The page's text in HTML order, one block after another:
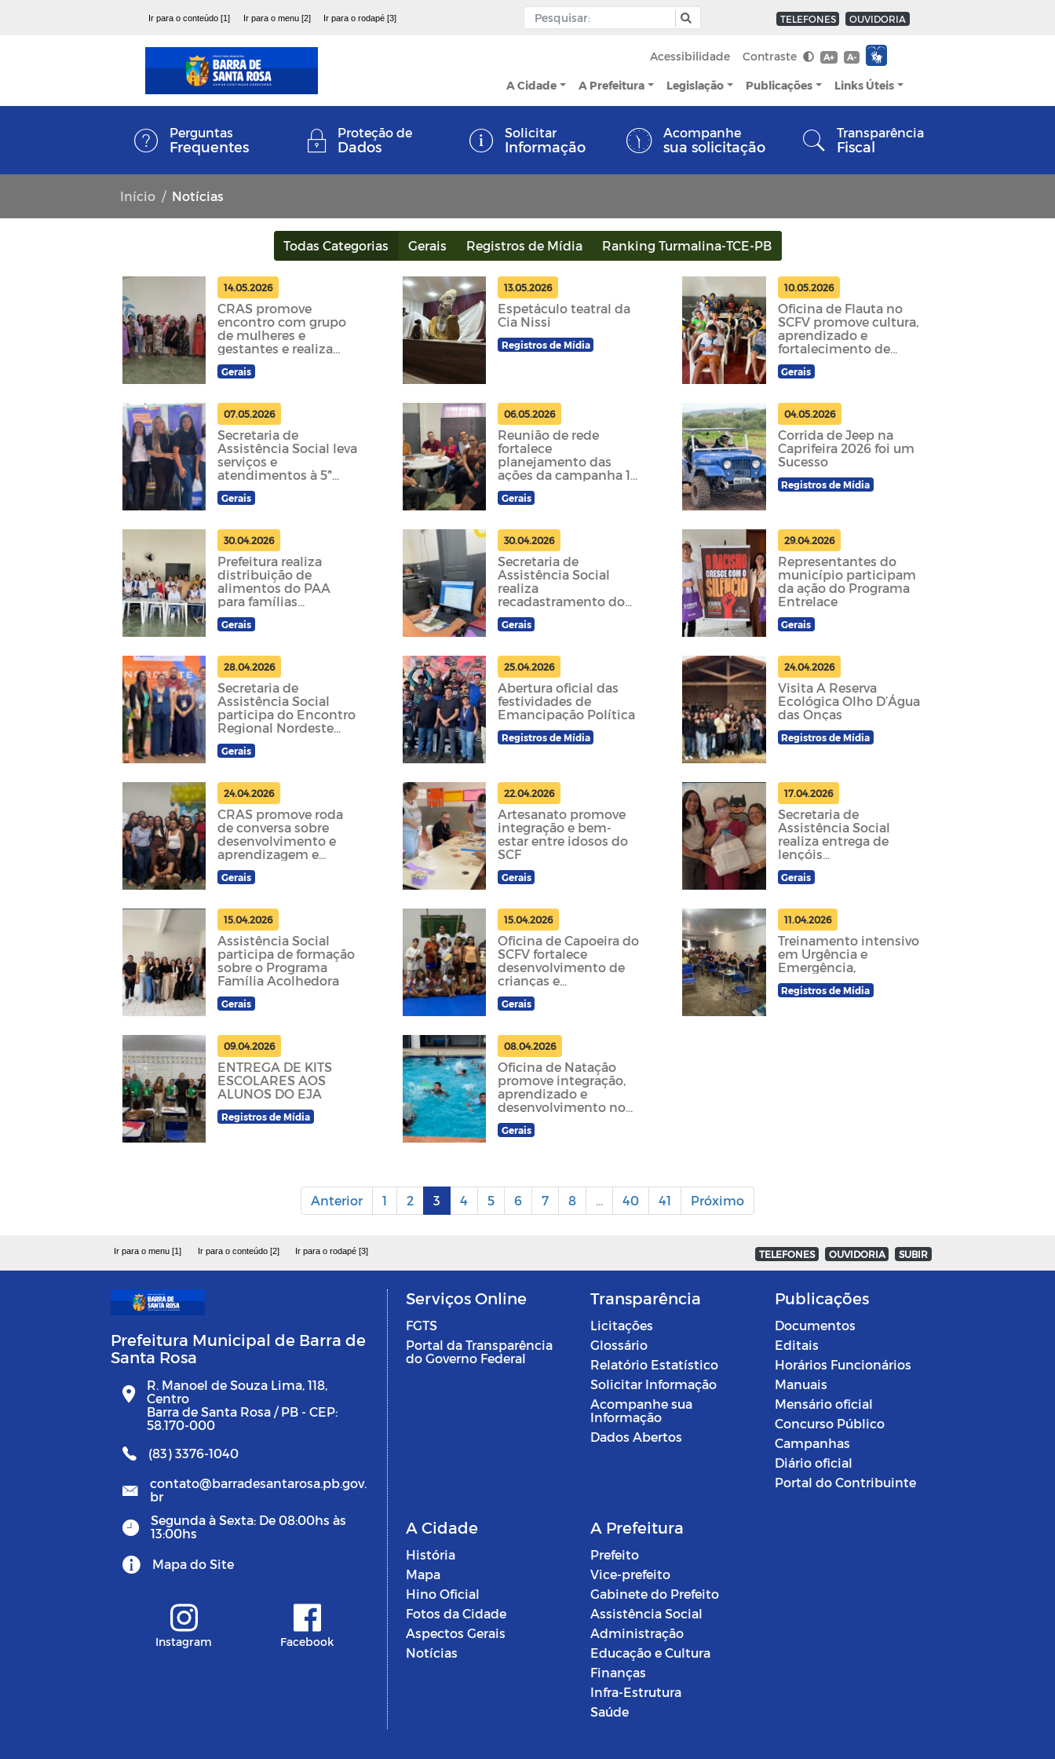
Ir para o conteúdo [1] Ir para o menu [2] Ir para o rodapé [3] TELEFONES OUVIDORIA
Acessibilidade Contraste A+ A-
A Cidade A Prefeitura Legislação Publicações Links Úteis
Perguntas
Frequentes
Proteção de
Dados
Solicitar
Informação
Acompanhe
sua solicitação
Transparência
Fiscal
Início Notícias
Todas Categorias Gerais Registros de Mídia Ranking Turmalina-TCE-PB
14.05.2026
CRAS promove
encontro com grupo
de mulheres e
gestantes e realiza
entrega de kits
maternidade
Gerais
13.05.2026
Espetáculo teatral da
Cia Nissi
Registros de Mídia
10.05.2026
Oficina de Flauta no
SCFV promove cultura,
aprendizado e
fortalecimento de
vínculos
Gerais
07.05.2026
Secretaria de
Assistência Social leva
serviços e
atendimentos à 5ª
edição da Caprifeira
Gerais
06.05.2026
Reunião de rede
fortalece
planejamento das
ações da campanha 18
de Maio
Gerais
04.05.2026
Corrida de Jeep na
Caprifeira 2026 foi um
Sucesso
Registros de Mídia
30.04.2026
Prefeitura realiza
distribuição de
alimentos do PAA
para famílias
beneficiárias
Gerais
30.04.2026
Secretaria de
Assistência Social
realiza
recadastramento do
Bolsa Família
Gerais
29.04.2026
Representantes do
município participam
da ação do Programa
Entrelace
Gerais
28.04.2026
Secretaria de
Assistência Social
participa do Encontro
Regional Nordeste
voltado à primeira
infância
Gerais
25.04.2026
Abertura oficial das
festividades de
Emancipação Política
Registros de Mídia
24.04.2026
Visita A Reserva
Ecológica Olho D’Água
das Onças
Registros de Mídia
24.04.2026
CRAS promove roda
de conversa sobre
desenvolvimento e
aprendizagem e
realiza entrega de kit
natalidade
Gerais
22.04.2026
Artesanato promove
integração e bem-
estar entre idosos do
SCF
Gerais
17.04.2026
Secretaria de
Assistência Social
realiza entrega de
lençóis
confeccionados no
curso de costura do
Gerais
15.04.2026
Assistência Social
participa de formação
sobre o Programa
Família Acolhedora
Gerais
15.04.2026
Oficina de Capoeira do
SCFV fortalece
desenvolvimento de
crianças e
adolescentes
Gerais
11.04.2026
Treinamento intensivo
em Urgência e
Emergência,
Registros de Mídia
09.04.2026
ENTREGA DE KITS
ESCOLARES AOS
ALUNOS DO EJA
Registros de Mídia
08.04.2026
Oficina de Natação
promove integração,
aprendizado e
desenvolvimento no
Serviço de Convivência
e Fortalecimento de
Gerais
Anterior 1 2 3 4 5 6 7 8 ... 40 41 Próximo
Ir para o menu [1] Ir para o conteúdo [2] Ir para o rodapé [3] TELEFONES OUVIDORIA SUBIR
Prefeitura Municipal de Barra de
Santa Rosa
R. Manoel de Souza Lima, 118,
Centro
Barra de Santa Rosa / PB - CEP:
58.170-000
(83) 3376-1040
contato@barradesantarosa.pb.gov.
br
Segunda à Sexta: De 08:00hs às
13:00hs
Mapa do Site
Instagram Facebook
Serviços Online
FGTS
Portal da Transparência
do Governo Federal
Transparência
Licitações
Glossário
Relatório Estatístico
Solicitar Informação
Acompanhe sua
Informação
Dados Abertos
Publicações
Documentos
Editais
Horários Funcionários
Manuais
Mensário oficial
Concurso Público
Campanhas
Diário oficial
Portal do Contribuinte
A Cidade
História
Mapa
Hino Oficial
Fotos da Cidade
Aspectos Gerais
Notícias
A Prefeitura
Prefeito
Vice-prefeito
Gabinete do Prefeito
Assistência Social
Administração
Educação e Cultura
Finanças
Infra-Estrutura
Saúde